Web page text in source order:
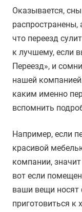
Оказывается,
распространены,
что переезд
к лучшему, если
Переезд», и
нашей
каким именно
вспомнить
Например, если
красивой
компании,
вот если
ваши вещи носят
приготовиться к